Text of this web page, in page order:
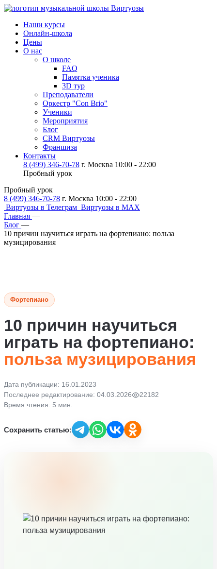
Наши курсы
Онлайн-школа
Цены
О нас
О школе
FAQ
Памятка ученика
3D тур
Преподаватели
Оркестр "Con Brio"
Ученики
Мероприятия
Блог
CRM Виртуозы
Франшиза
Контакты
8 (499) 346-70-78 г. Москва 10:00 - 22:00
Пробный урок
Пробный урок
8 (499) 346-70-78 г. Москва 10:00 - 22:00
Виртуозы в Телеграм Виртуозы в MAX
Главная —
Блог —
10 причин научиться играть на фортепиано: польза
музицирования
Фортепиано
10 причин научиться
играть на фортепиано:
польза музицирования
Дата публикации: 16.01.2023
Последнее редактирование: 04.03.2026
22182
Время чтения: 5 мин.
Сохранить статью: